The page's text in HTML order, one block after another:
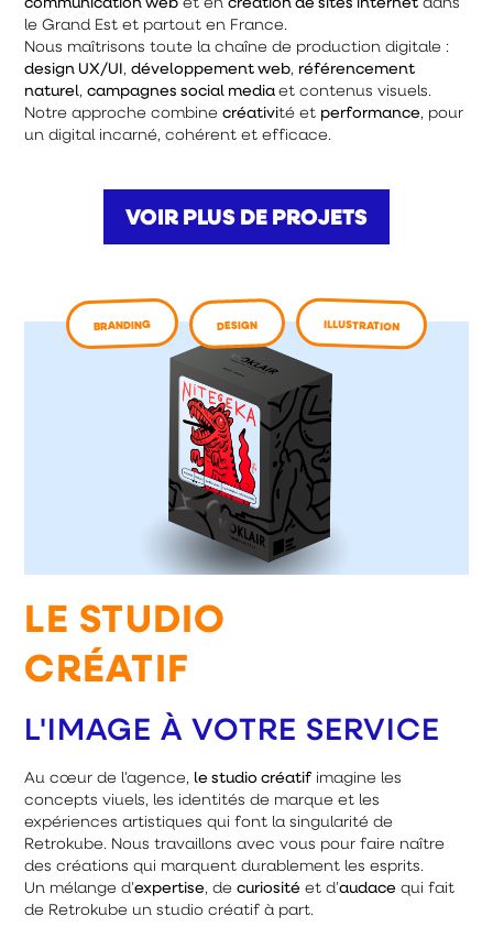
le Grand Est et partout en France.
Nous maîtrisons toute la chaîne de production digitale :
design UX/UI,développement web, référencement
naturel,campagnes social mediaet contenus visuels.
Notre approche combinecréativité et performance, pour
un digital incarné, cohérent et efficace.
VOIR PLUS DE PROJETS
BRANDING DESIGN ILLUSTRATION
LE STUDIO
CRÉATIF
L'IMAGE À VOTRE SERVICE
Au cœur de l’agence, le studio créatifimagine les
concepts viuels, les identités de marque et les
expériences artistiques qui font la singularité de
Retrokube. Nous travaillons avec vous pour faire naître
des créations qui marquent durablement les esprits.
Un mélange d’expertise, decuriosité et d’audace qui fait
de Retrokube un studio créatif à part.